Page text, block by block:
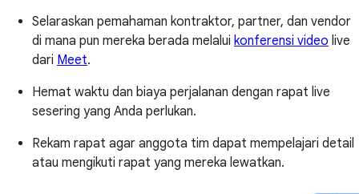
Selaraskan pemahaman kontraktor, partner, dan vendor
di mana pun mereka berada melalui konferensi video live
dari Meet.
Hemat waktu dan biaya perjalanan dengan rapat live
sesering yang Anda perlukan.
Rekam rapat agar anggota tim dapat mempelajari detail
atau mengikuti rapat yang mereka lewatkan.